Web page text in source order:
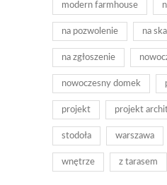
modern farmhouse
na pozwolenie na
na zgłoszenie
nowoczesny domek
projekt projekt
stodoła warszawa
wnętrze z tarasem